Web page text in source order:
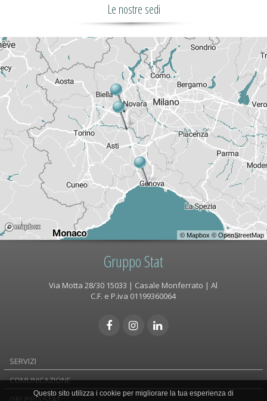
Le nostre sedi
© Mapbox © OpenStreetMap
Gruppo Stat
Via Motta 28/30 15033 | Casale Monferrato | Al
C.F. e P.iva 01199360064
SERVIZI
COMUNICAZIONE
Questo sito utilizza i cookie per migliorare la tua esperienza di